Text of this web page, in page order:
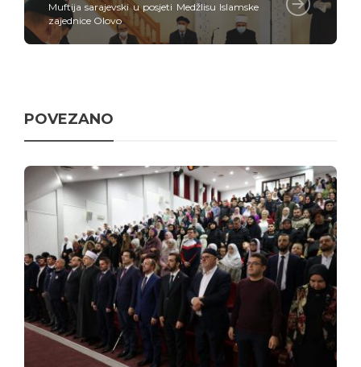
Muftija sarajevski u posjeti Medžlisu Islamske
zajednice Olovo
POVEZANO